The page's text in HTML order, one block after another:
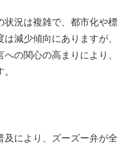
状況は複雑で、都市化や標
減少傾向にありますが、
の関心の高まりにより、
及により、ズーズー弁が全